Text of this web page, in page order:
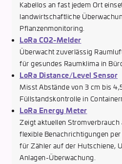
Kabellos an fast jedem Ort
landwirtschaftliche
Pflanzenmonitoring.
LoRa CO2-Melder
Überwacht zuverlässig
für gesundes Raumklima in
LoRa Distance/Level Sensor
Misst Abstände von 3 cm bis
Füllstandskontrolle in
LoRa Energy Meter
Zeigt aktuellen
flexible Benachrichtigungen
für Zähler auf der Hutschiene,
Anlagen-Überwachung.